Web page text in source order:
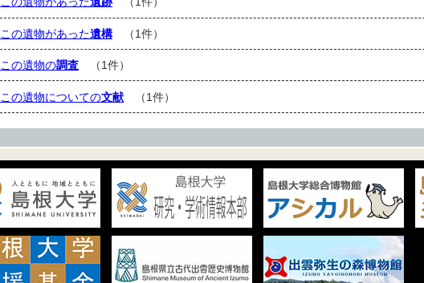
この遺物があった遺構（1件）
この遺物の調査 （1件）
この遺物についての文献 （1件）